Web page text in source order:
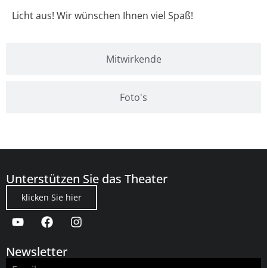
Mitwirkende
Foto's
Licht aus! Wir wünschen Ihnen viel Spaß!
Unterstützen Sie das Theater
klicken Sie hier
Newsletter